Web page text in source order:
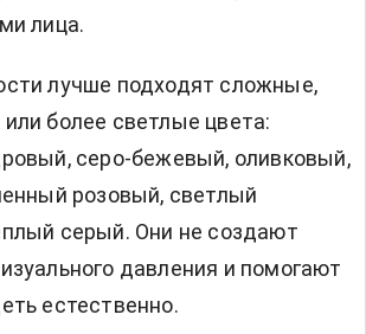
лица.
лучше подходят сложные,
более светлые цвета:
серо-бежевый, оливковый,
розовый, светлый
серый. Они не создают
давления и помогают
естественно.